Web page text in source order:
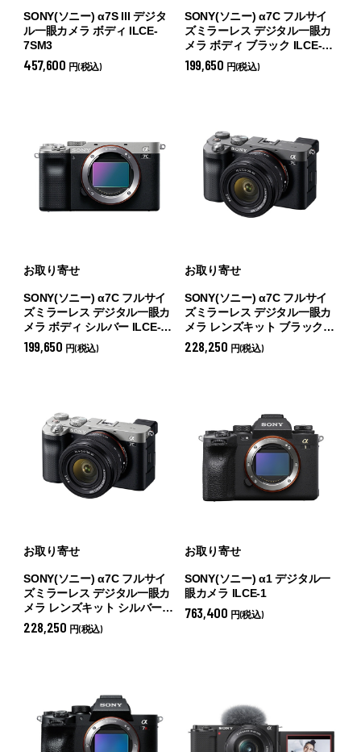
SONY(ソニー) α7S III デジタ
ル一眼カメラ ボディ ILCE-
7SM3
457,600 円(税込)
SONY(ソニー) α7C フルサイ
ズミラーレス デジタル一眼カ
メラ ボディ ブラック ILCE-
7C(B) (ボディ ブラック ILCE-
7C(B))
199,650 円(税込)
お取り寄せ
SONY(ソニー) α7C フルサイ
ズミラーレス デジタル一眼カ
メラ ボディ シルバー ILCE-
7C(S) (ボディ シルバー ILCE-
7C(S))
199,650 円(税込)
お取り寄せ
SONY(ソニー) α7C フルサイ
ズミラーレス デジタル一眼カ
メラ レンズキット ブラック
ILCE-7CL(B) (レンズキット ブ
ラック ILCE-7CL(B))
228,250 円(税込)
お取り寄せ
SONY(ソニー) α7C フルサイ
ズミラーレス デジタル一眼カ
メラ レンズキット シルバー
ILCE-7CL(S) (レンズキット シ
ルバー ILCE-7CL(S))
228,250 円(税込)
お取り寄せ
SONY(ソニー) α1 デジタル一
眼カメラ ILCE-1
763,400 円(税込)